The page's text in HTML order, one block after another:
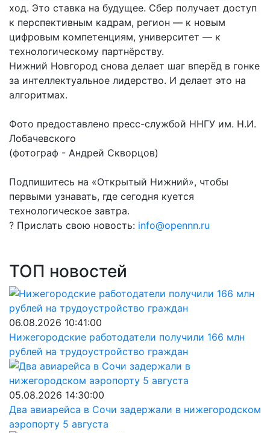
ход. Это ставка на будущее. Сбер получает доступ
к перспективным кадрам, регион — к новым
цифровым компетенциям, университет — к
технологическому партнёрству.
Нижний Новгород снова делает шаг вперёд в гонке
за интеллектуальное лидерство. И делает это на
алгоритмах.
Фото предоставлено пресс-службой ННГУ им. Н.И.
Лобачевского
(фотограф - Андрей Скворцов)
Подпишитесь на «Открытый Нижний», чтобы
первыми узнавать, где сегодня куется
технологическое завтра.
? Прислать свою новость: info@opennn.ru
ТОП новостей
06.08.2026 10:41:00
Нижегородские работодатели получили 166 млн
рублей на трудоустройство граждан
05.08.2026 14:30:00
Два авиарейса в Сочи задержали в нижегородском
аэропорту 5 августа